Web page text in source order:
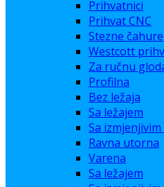
Prihvatnici
Prihvat CNC
Stezne čahure
Westcott
Za ručnu
Profilna
Bez ležaja
Sa ležajem
Sa
Ravna utorna
Varena
Sa ležajem